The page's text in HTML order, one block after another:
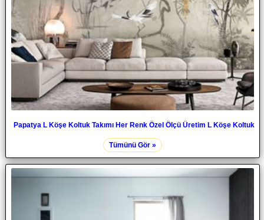
Papatya L Köşe Koltuk Takımı Her Renk Özel Ölçü Üretim L Köşe Koltuk
Tümünü Gör »